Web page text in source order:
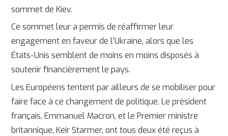
sommet de Kiev.
Ce sommet leur a permis de réaffirmer leur
engagement en faveur de l'Ukraine, alors que les
États-Unis semblent de moins en moins disposés à
soutenir financièrement le pays.
Les Européens tentent par ailleurs de se mobiliser pour
faire face à ce changement de politique. Le président
français, Emmanuel Macron, et le Premier ministre
britannique, Keir Starmer, ont tous deux été reçus à